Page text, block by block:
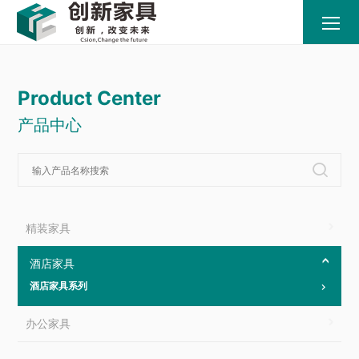
Product Center
产品中心

精装家具
酒店家具
酒店家具系列 
办公家具